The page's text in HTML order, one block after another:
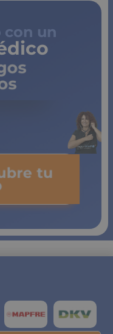
para que
sin riesgos.
nada que ya no
para hacer del
– y seguro, qué
por una pandemia
nos tenía
sigue allí,
por el gobierno
y ya no
hasta el punto de
de las
en un ambiente
posible, aunque